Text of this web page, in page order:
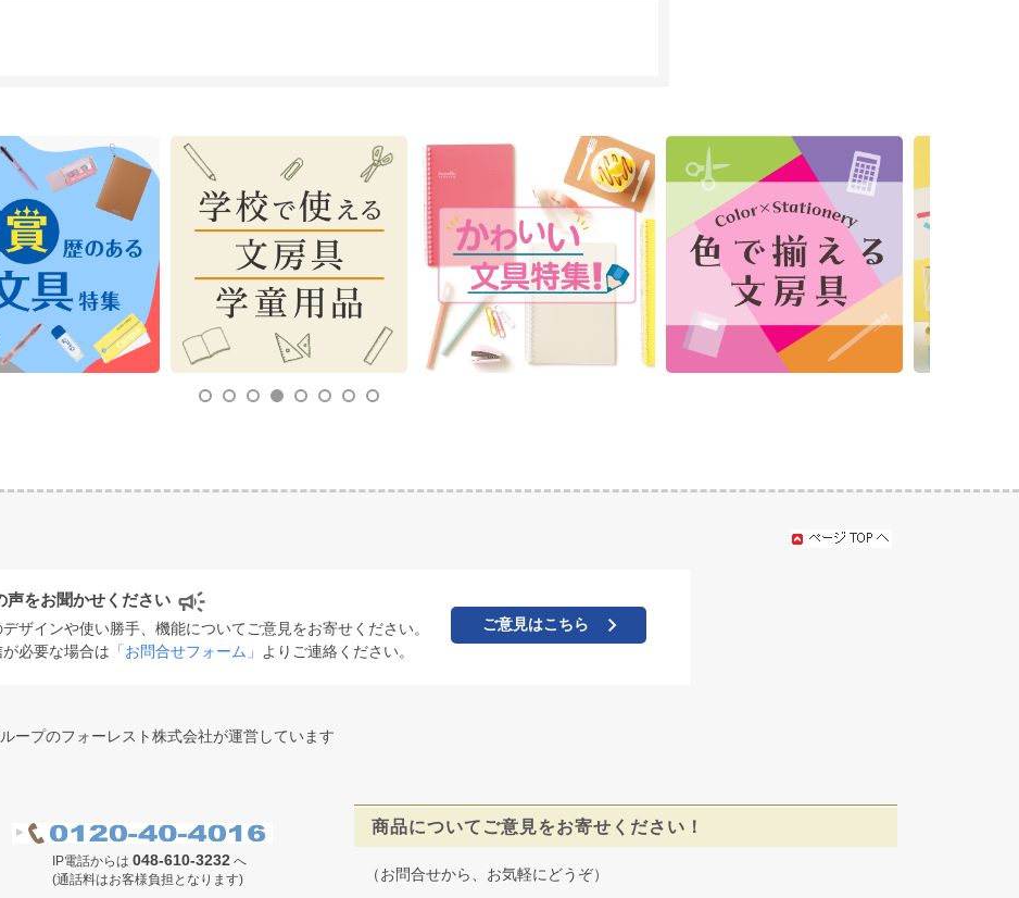
声をお聞かせください
ザインや使い勝手、機能についてご意見をお寄せください。
必要な場合は 「お問合せフォーム」 よりご連絡ください。
ご意見はこちら
ープのフォーレスト株式会社が運営しています
IP電話からは 048-610-3232 へ
(通話料はお客様負担となります)
商品についてご意見をお寄せください！
（お問合せから、お気軽にどうぞ）